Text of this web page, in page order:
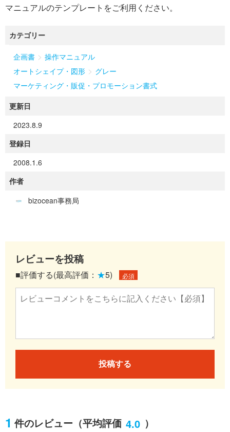
マニュアルのテンプレートをご利用ください。
カテゴリー
企画書 > 操作マニュアル
オートシェイプ・図形 > グレー
マーケティング・販促・プロモーション書式
更新日
2023.8.9
登録日
2008.1.6
作者
bizocean事務局
レビューを投稿
■評価する(最高評価： ★5) 必須
投稿する
1 件のレビュー （平均評価 4.0 ）